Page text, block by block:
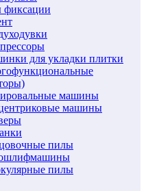
фиксации
для укладки плитки
машины
машины
пилы
пилы